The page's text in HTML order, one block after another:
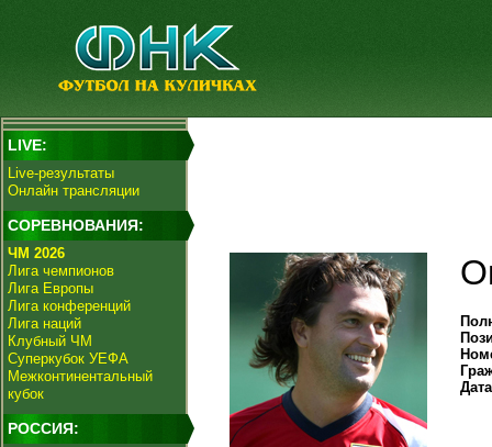
LIVE:
Live-результаты
Онлайн трансляции
СОРЕВНОВАНИЯ:
ЧМ 2026
Лига чемпионов
Лига Европы
Лига конференций
Лига наций
Клубный ЧМ
Суперкубок УЕФА
Межконтинентальный
кубок
РОССИЯ: